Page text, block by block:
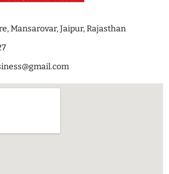
Mansarovar, Jaipur, Rajasthan